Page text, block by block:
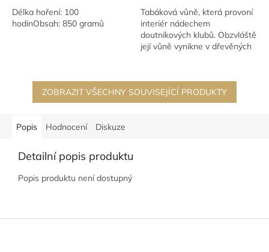
Délka hoření: 100
hodinObsah: 850 gramů
Tabáková vůně, která provoní
interiér nádechem
doutníkových klubů. Obzvláště
její vůně vynikne v dřevěných
ZOBRAZIT VŠECHNY SOUVISEJÍCÍ PRODUKTY
Popis Hodnocení Diskuze
Detailní popis produktu
Popis produktu není dostupný